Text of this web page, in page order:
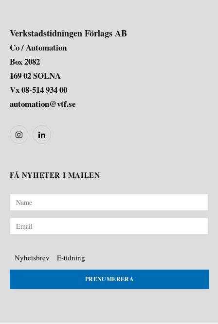
Verkstadstidningen Förlags AB
Co / Automation
Box 2082
169 02 SOLNA
Vx 08-514 934 00
automation@vtf.se
InstagramLinkedIn
FÅ NYHETER I MAILEN
Nyhetsbrev E-tidning
PRENUMERERA